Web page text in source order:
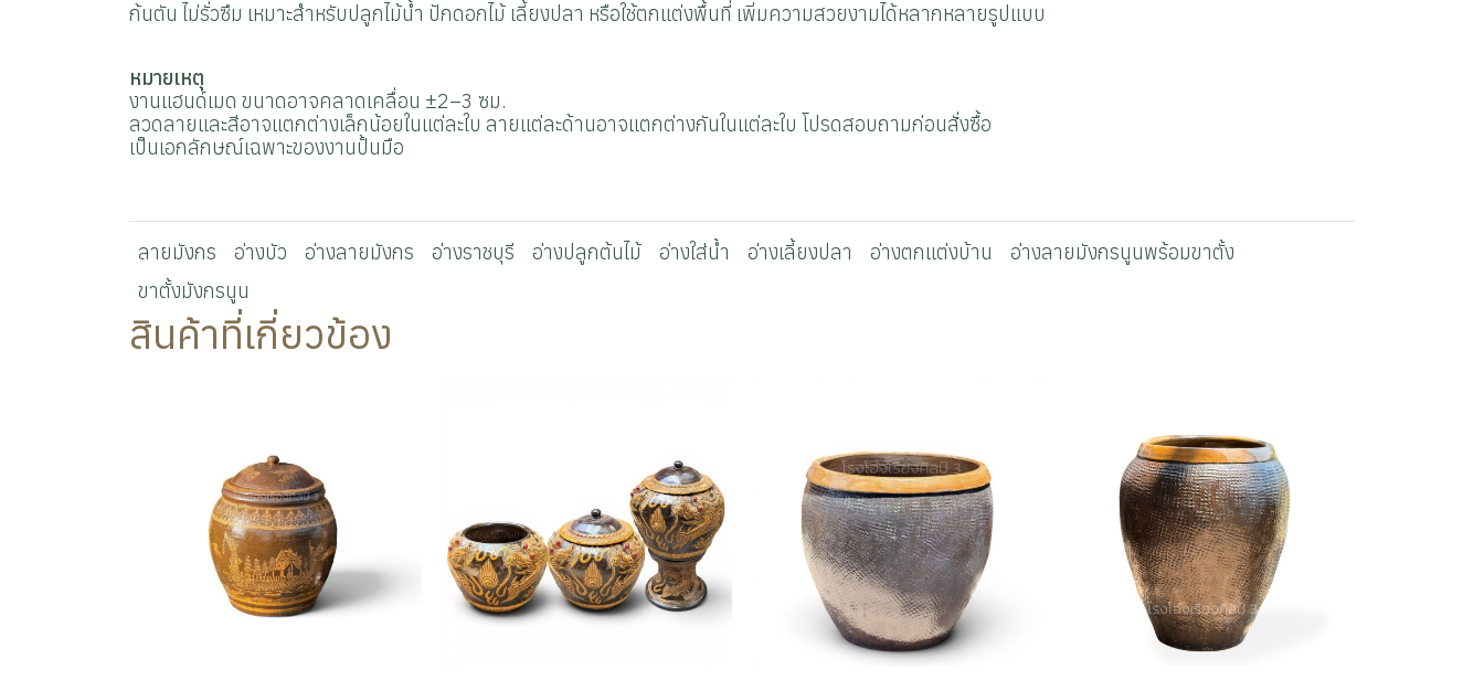
ก้นตัน ไม่รั่วซึม เหมาะสำหรับปลูกไม้น้ำ ปักดอกไม้ เลี้ยงปลา หรือใช้ตกแต่งพื้นที่ เพิ่มความสวยงามได้หลากหลายรูปแบบ
หมายเหตุ
งานแฮนด์เมด ขนาดอาจคลาดเคลื่อน ±2–3 ซม.
ลวดลายและสีอาจแตกต่างเล็กน้อยในแต่ละใบ ลายแต่ละด้านอาจแตกต่างกันในแต่ละใบ โปรดสอบถามก่อนสั่งซื้อ
เป็นเอกลักษณ์เฉพาะของงานปั้นมือ
ลายมังกร อ่างบัว อ่างลายมังกร อ่างราชบุรี อ่างปลูกต้นไม้ อ่างใส่น้ำ อ่างเลี้ยงปลา อ่างตกแต่งบ้าน
อ่างลายมังกรนูนพร้อมขาตั้ง
ขาตั้งมังกรนูน
สินค้าที่เกี่ยวข้อง